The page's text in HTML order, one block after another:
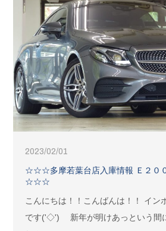
2023/02/01
☆☆☆多摩若葉台店入庫情報 Ｅ２０
☆☆☆
こんにちは！！こんばんは！！ イン
です('◇')ゞ 新年が明けあっという間